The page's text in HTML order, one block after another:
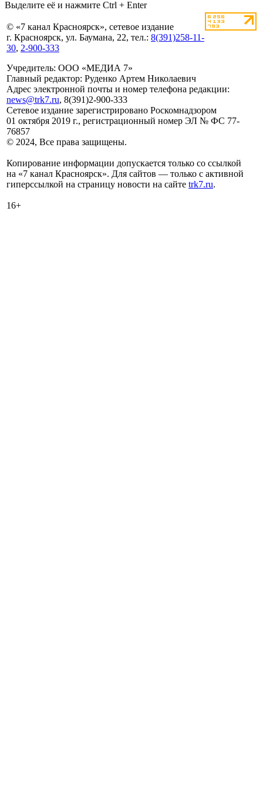
Выделите её и нажмите Ctrl + Enter
© «7 канал Красноярск», сетевое издание
г. Красноярск, ул. Баумана, 22, тел.: 8(391)258-11-
30, 2-900-333
Учредитель: ООО «МЕДИА 7»
Главный редактор: Руденко Артем Николаевич
Адрес электронной почты и номер телефона редакции:
news@trk7.ru, 8(391)2-900-333
Сетевое издание зарегистрировано Роскомнадзором
01 октября 2019 г., регистрационный номер ЭЛ № ФС 77-
76857
© 2024, Все права защищены.
Копирование информации допускается только со ссылкой
на «7 канал Красноярск». Для сайтов — только с активной
гиперссылкой на страницу новости на сайте trk7.ru.
16+